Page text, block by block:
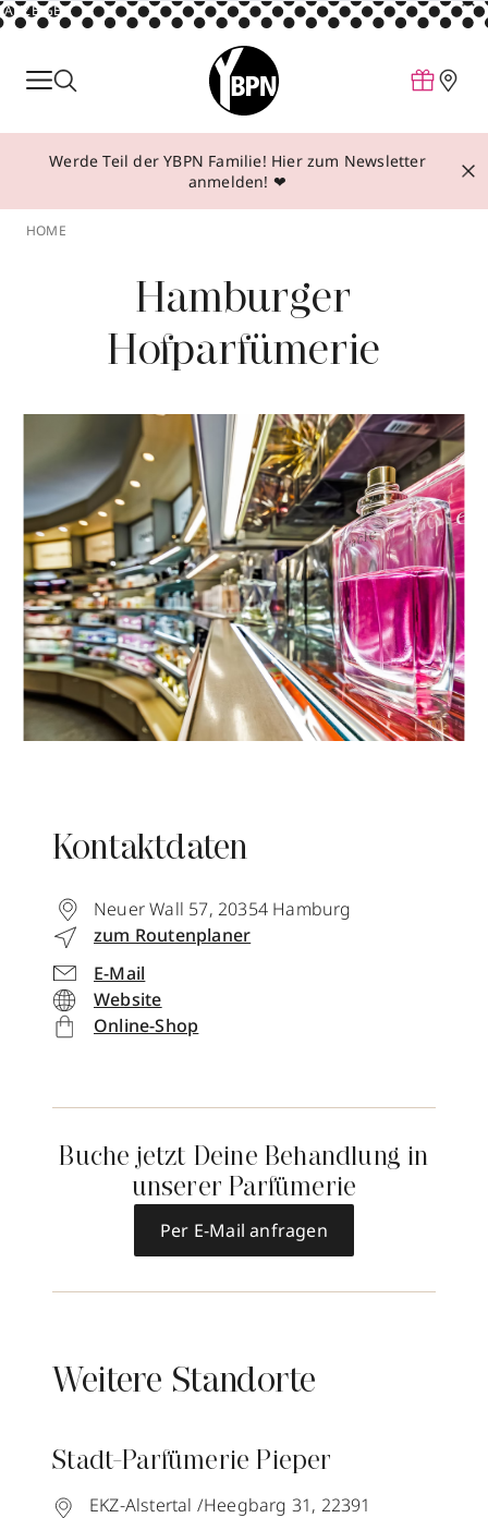
ANZEIGE
Parfum
Make-up
Behandlungen
Über YBPN
Aktionen
Werde Teil der YBPN Familie! Hier zum Newsletter
anmelden! ❤
HOME
Hamburger
Hofparfümerie
Kontaktdaten
Neuer Wall 57,20354 Hamburg
zum Routenplaner
E-Mail
Website
Online-Shop
Buche jetzt Deine Behandlung in
unserer Parfümerie
Per E-Mail anfragen
Weitere Standorte
Stadt-Parfümerie Pieper
EKZ-Alstertal /Heegbarg 31, 22391